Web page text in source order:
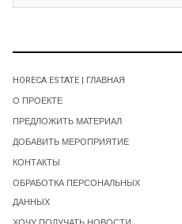
HORECA ESTATE | ГЛАВНАЯ
О ПРОЕКТЕ
ПРЕДЛОЖИТЬ МАТЕРИАЛ
ДОБАВИТЬ МЕРОПРИЯТИЕ
КОНТАКТЫ
ОБРАБОТКА ПЕРСОНАЛЬНЫХ
ДАННЫХ